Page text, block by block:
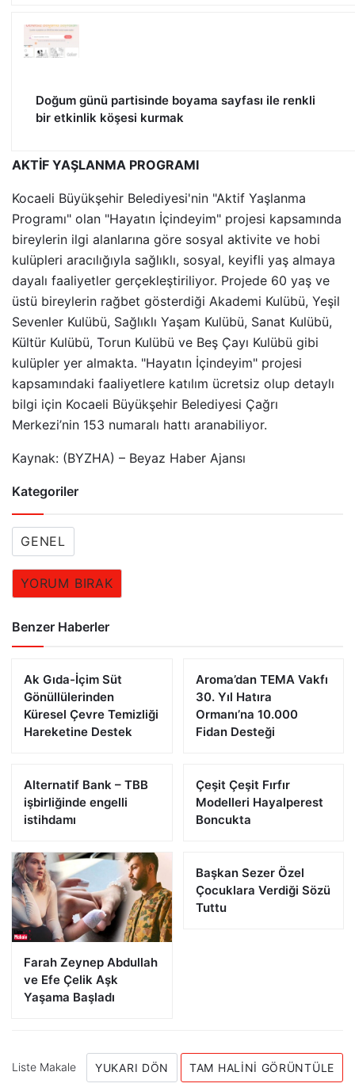
Doğum günü partisinde boyama sayfası ile renkli
bir etkinlik köşesi kurmak
AKTİF YAŞLANMA PROGRAMI
Kocaeli Büyükşehir Belediyesi'nin "Aktif Yaşlanma
Programı" olan "Hayatın İçindeyim" projesi kapsamında
bireylerin ilgi alanlarına göre sosyal aktivite ve hobi
kulüpleri aracılığıyla sağlıklı, sosyal, keyifli yaş almaya
dayalı faaliyetler gerçekleştiriliyor. Projede 60 yaş ve
üstü bireylerin rağbet gösterdiği Akademi Kulübü, Yeşil
Sevenler Kulübü, Sağlıklı Yaşam Kulübü, Sanat Kulübü,
Kültür Kulübü, Torun Kulübü ve Beş Çayı Kulübü gibi
kulüpler yer almakta. "Hayatın İçindeyim" projesi
kapsamındaki faaliyetlere katılım ücretsiz olup detaylı
bilgi için Kocaeli Büyükşehir Belediyesi Çağrı
Merkezi’nin 153 numaralı hattı aranabiliyor.
Kaynak: (BYZHA) – Beyaz Haber Ajansı
Kategoriler
GENEL
YORUM BIRAK
Benzer Haberler
Ak Gıda-İçim Süt
Gönüllülerinden
Küresel Çevre Temizliği
Hareketine Destek
Aroma’dan TEMA Vakfı
30. Yıl Hatıra
Ormanı’na 10.000
Fidan Desteği
Alternatif Bank – TBB
işbirliğinde engelli
istihdamı
Çeşit Çeşit Fırfır
Modelleri Hayalperest
Boncukta
Farah Zeynep Abdullah
ve Efe Çelik Aşk
Yaşama Başladı
Başkan Sezer Özel
Çocuklara Verdiği Sözü
Tuttu
Liste Makale YUKARI DÖN TAM HALINI GÖRÜNTÜLE